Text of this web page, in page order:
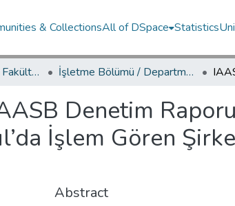
& CollectionsAll of DSpace Statistics
İktisadi İdari Bilimler Fakültesi / Faculty of Economics and Administrative Sciences İşletme Bölümü / Department of Business Administration
Denetim
İşlem Gören
Abstract